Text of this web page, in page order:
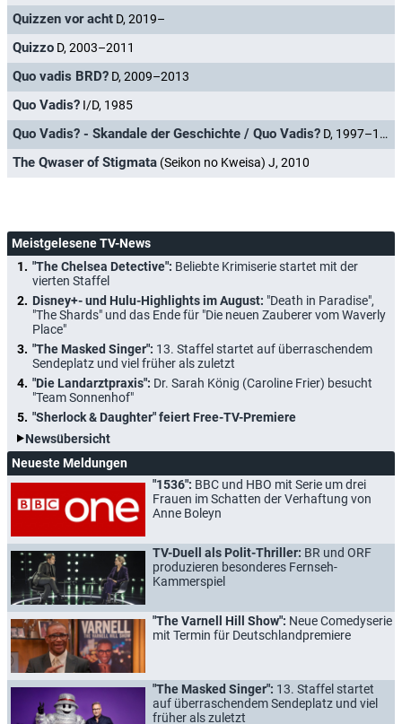
Quizzen vor acht D, 2019–
Quizzo D, 2003–2011
Quo vadis BRD? D, 2009–2013
Quo Vadis? I/D, 1985
Quo Vadis? - Skandale der Geschichte / Quo Vadis? D, 1997–1998
The Qwaser of Stigmata (Seikon no Kweisa) J, 2010
Meistgelesene TV-News
"The Chelsea Detective": Beliebte Krimiserie startet mit der
vierten Staffel
Disney+- und Hulu-Highlights im August: "Death in Paradise",
"The Shards" und das Ende für "Die neuen Zauberer vom Waverly
Place"
"The Masked Singer": 13. Staffel startet auf überraschendem
Sendeplatz und viel früher als zuletzt
"Die Landarztpraxis": Dr. Sarah König (Caroline Frier) besucht
"Team Sonnenhof"
"Sherlock & Daughter" feiert Free-TV-Premiere
Newsübersicht
Neueste Meldungen
"1536": BBC und HBO mit Serie um drei
Frauen im Schatten der Verhaftung von
Anne Boleyn
TV-Duell als Polit-Thriller: BR und ORF
produzieren besonderes Fernseh-
Kammerspiel
"The Varnell Hill Show": Neue Comedyserie
mit Termin für Deutschlandpremiere
"The Masked Singer": 13. Staffel startet
auf überraschendem Sendeplatz und viel
früher als zuletzt